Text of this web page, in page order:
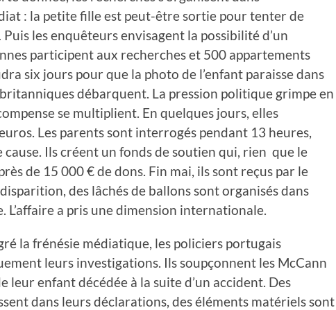
: la petite fille est peut-être sortie pour tenter de
les enquêteurs envisagent la possibilité d’un
participent aux recherches et 500 appartements
six jours pour que la photo de l’enfant paraisse dans
débarquent. La pression politique grimpe en
se multiplient. En quelques jours, elles
Les parents sont interrogés pendant 13 heures,
cause. Ils créent un fonds de soutien qui, rien que le
de 15 000 € de dons. Fin mai, ils sont reçus par le
des lâchés de ballons sont organisés dans
L’affaire a pris une dimension internationale.
la frénésie médiatique, les policiers portugais
leurs investigations. Ils soupçonnent les McCann
leur enfant décédée à la suite d’un accident. Des
dans leurs déclarations, des éléments matériels sont